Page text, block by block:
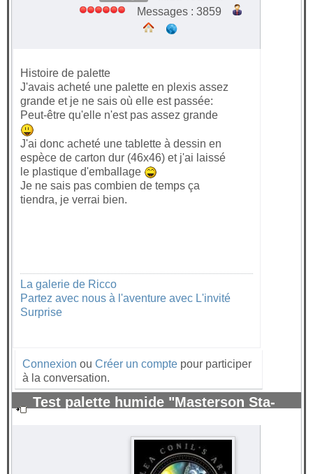
Messages : 3859
Histoire de palette
J'avais acheté une palette en plexis assez
grande et je ne sais où elle est passée:
Peut-être qu'elle n'est pas assez grande
J'ai donc acheté une tablette à dessin en
espèce de carton dur (46x46) et j'ai laissé
le plastique d'emballage
Je ne sais pas combien de temps ça
tiendra, je verrai bien.
La galerie de Ricco
Partez avec nous à l'aventure avec L'invité
Surprise
Connexion ou Créer un compte pour participer
à la conversation.
Test palette humide "Masterson Sta-